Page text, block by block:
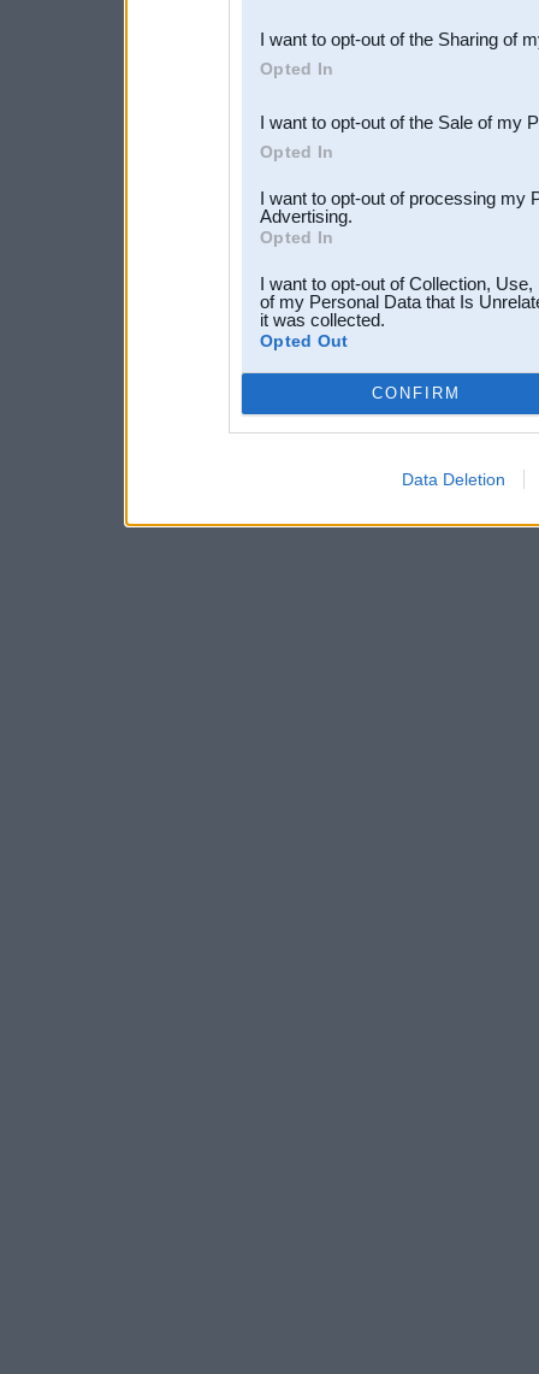
Downstream Participants
third parties.
I want to opt-out of the Sharing of
Opted In
I want to opt-out of the Sale of my
Opted In
I want to opt-out of processing my
Advertising.
Opted In
I want to opt-out of Collection,
of my Personal Data that Is
it was collected.
Opted Out
CONFIRM
Data Deletion